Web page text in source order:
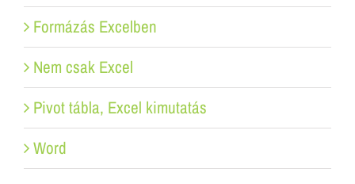
Formázás Excelben
Nem csak Excel
Pivot tábla, Excel kimutatás
Word